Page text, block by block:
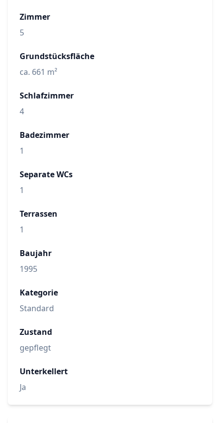
Zimmer
5
Grundstücksfläche
ca. 661 m²
Schlafzimmer
4
Badezimmer
1
Separate WCs
1
Terrassen
1
Baujahr
1995
Kategorie
Standard
Zustand
gepflegt
Unterkellert
Ja